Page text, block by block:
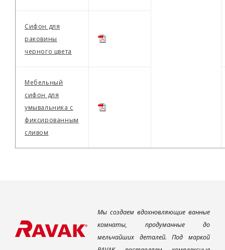
Сифон для
раковины
черного цвета
Мебельный
сифон для
умывальника с
фиксированным
сливом
Мы создаем вдохновляющие ванные
комнаты, продуманные до
мельчайших деталей. Под маркой